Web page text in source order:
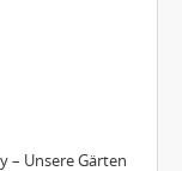
– Unsere Gärten